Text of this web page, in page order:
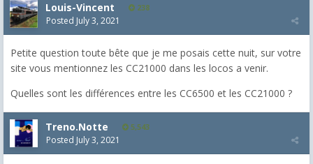
Louis-Vincent 238
Posted July 3, 2021
Petite question toute bête que je me posais cette nuit, sur votre
site vous mentionnez les CC21000 dans les locos a venir.
Quelles sont les différences entre les CC6500 et les CC21000 ?
Treno.Notte 5,543
Posted July 3, 2021